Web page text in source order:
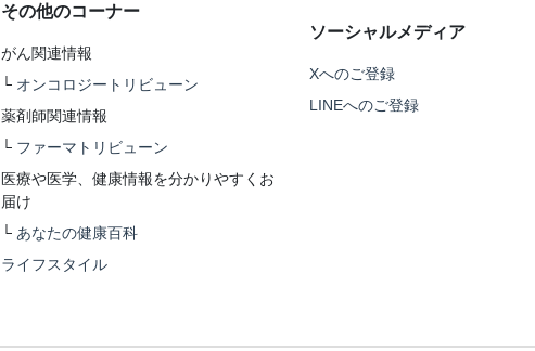
その他のコーナー
がん関連情報
└ オンコロジートリビューン
薬剤師関連情報
└ ファーマトリビューン
医療や医学、健康情報を分かりやすくお
届け
└ あなたの健康百科
ライフスタイル
ソーシャルメディア
Xへのご登録
LINEへのご登録